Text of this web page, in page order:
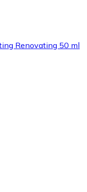
Renovating 50 ml